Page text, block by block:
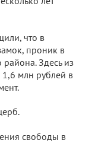
что в
проник в
Здесь из
млн рублей в
свободы в